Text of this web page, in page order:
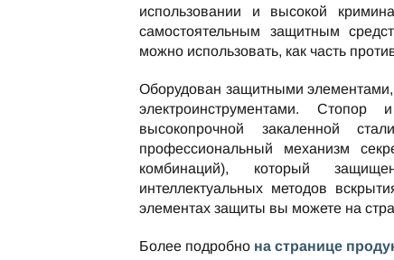
использовании и высокой
самостоятельным защитным
можно использовать, как часть
Оборудован защитными
электроинструментами.
высокопрочной закаленной
профессиональный механизм
комбинаций), который
интеллектуальных методов
элементах защиты вы можете на
Более подробно на странице